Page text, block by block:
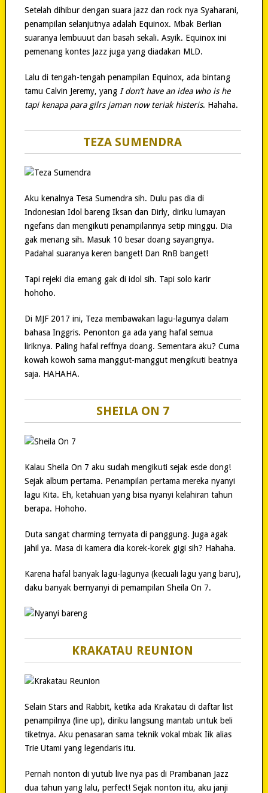
Setelah dihibur dengan suara jazz dan rock nya Syaharani,
penampilan selanjutnya adalah Equinox. Mbak Berlian
suaranya lembuuut dan basah sekali. Asyik. Equinox ini
pemenang kontes Jazz juga yang diadakan MLD.
Lalu di tengah-tengah penampilan Equinox, ada bintang
tamu Calvin Jeremy, yang I don’t have an idea who is he
tapi kenapa para gilrs jaman now teriak histeris. Hahaha.
TEZA SUMENDRA
Aku kenalnya Tesa Sumendra sih. Dulu pas dia di
Indonesian Idol bareng Iksan dan Dirly, diriku lumayan
ngefans dan mengikuti penampilannya setip minggu. Dia
gak menang sih. Masuk 10 besar doang sayangnya.
Padahal suaranya keren banget! Dan RnB banget!
Tapi rejeki dia emang gak di idol sih. Tapi solo karir
hohoho.
Di MJF 2017 ini, Teza membawakan lagu-lagunya dalam
bahasa Inggris. Penonton ga ada yang hafal semua
liriknya. Paling hafal reffnya doang. Sementara aku? Cuma
kowah kowoh sama manggut-manggut mengikuti beatnya
saja. HAHAHA.
SHEILA ON 7
Kalau Sheila On 7 aku sudah mengikuti sejak esde dong!
Sejak album pertama. Penampilan pertama mereka nyanyi
lagu Kita. Eh, ketahuan yang bisa nyanyi kelahiran tahun
berapa. Hohoho.
Duta sangat charming ternyata di panggung. Juga agak
jahil ya. Masa di kamera dia korek-korek gigi sih? Hahaha.
Karena hafal banyak lagu-lagunya (kecuali lagu yang baru),
daku banyak bernyanyi di pemampilan Sheila On 7.
KRAKATAU REUNION
Selain Stars and Rabbit, ketika ada Krakatau di daftar list
penampilnya (line up), diriku langsung mantab untuk beli
tiketnya. Aku penasaran sama teknik vokal mbak Iik alias
Trie Utami yang legendaris itu.
Pernah nonton di yutub live nya pas di Prambanan Jazz
dua tahun yang lalu, perfect! Sejak nonton itu, aku janji